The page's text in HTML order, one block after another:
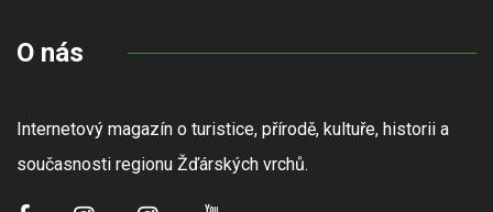
O nás
Internetový magazín o turistice, přírodě, kultuře, historii a
současnosti regionu Žďárských vrchů.